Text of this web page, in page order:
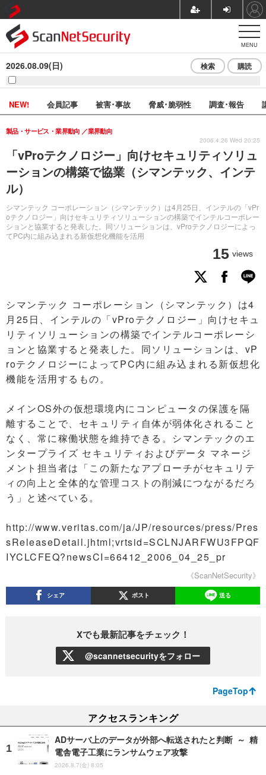
MENU
2026.08.09(日) 検索 購読
NEW! 会員記事 被害･事故 脅威･脆弱性 調査･報告
「vProテクノロジー」向けセキュリティソリュ
ーションの構築で協業（シマンテック、インテ
ル）
シマンテック コーポレーション（シマンテック）は4月25日、インテルの「vPr
oテクノロジー」向けセキュリティソリューションの構築でインテルコーポレー
ションと協業すると発表した。同ソリューションは、vProテクノロジーによっ
てPC内に組み込まれる新仮想化機能を活用
製品・サービス・業界動向 業界動向
15 views
2006.4.26 Wed 20:25
シマンテック コーポレーション（シマンテック）は4
月25日、インテルの「vProテクノロジー」向けセキュ
リティソリューションの構築でインテルコーポレーシ
ョンと協業すると発表した。同ソリューションは、vP
roテクノロジーによってPC内に組み込まれる新仮想化
機能を活用するもの。
メインOS外の仮想環境内にコンピュータの保護を隔
離することで、セキュリティ自体が弱体化されること
なく、常に稼働状態を維持できる。シマンテックのエ
ンタープライズ セキュリティおよびデータ マネージ
メント担当者は「この新たなアプローチがセキュリテ
ィの向上と全体的な管理コストの削減につながるだろ
う」と述べている。
http://www.veritas.com/ja/JP/resources/press/Pres
sReleaseDetail.jhtml;vrtsid=SCLNJARFWU3FPQF
IYCLCFEQ?newsCI=66412_2006_04_25_pr
《ScanNetSecurity》
シェア ポスト 送る
Xでも最新記事をチェック！
@scannetsecurityをフォロー
PageTop
アクセスランキング
ADサーバ上のデータが外部へ転送されたと判断 ～ 精
電舎電子工業にランサムウェア攻撃
2026.8.7(金) 8:05